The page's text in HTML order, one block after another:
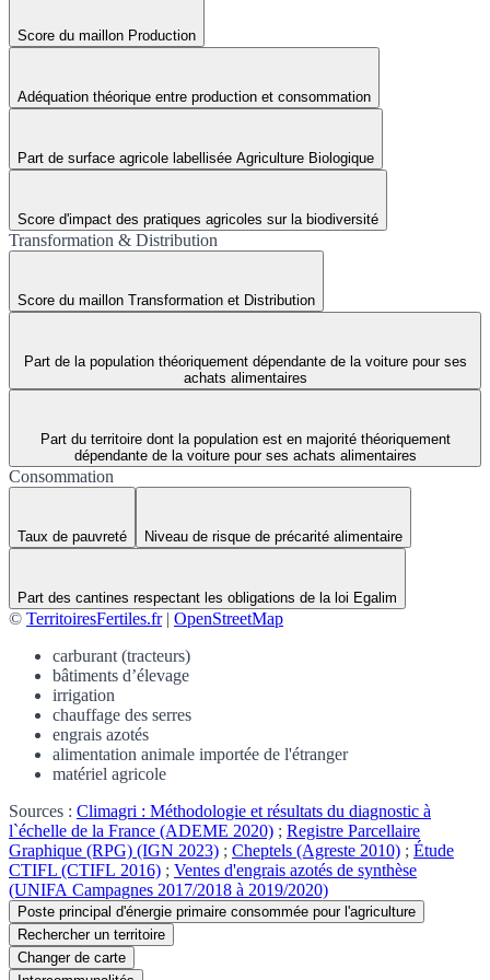
Score du maillon Production
Adéquation théorique entre production et consommation
Part de surface agricole labellisée Agriculture Biologique
Score d'impact des pratiques agricoles sur la biodiversité
Transformation & Distribution
Score du maillon Transformation et Distribution
Part de la population théoriquement dépendante de la voiture pour ses
achats alimentaires
Part du territoire dont la population est en majorité théoriquement
dépendante de la voiture pour ses achats alimentaires
Consommation
Taux de pauvreté Niveau de risque de précarité alimentaire
Part des cantines respectant les obligations de la loi Egalim
© TerritoiresFertiles.fr| OpenStreetMap
carburant (tracteurs)
bâtiments d’élevage
irrigation
chauffage des serres
engrais azotés
alimentation animale importée de l'étranger
matériel agricole
Sources : Climagri : Méthodologie et résultats du diagnostic à
l`échelle de la France (ADEME 2020) ; Registre Parcellaire
Graphique (RPG) (IGN 2023) ; Cheptels (Agreste 2010) ; Étude
CTIFL (CTIFL 2016) ; Ventes d'engrais azotés de synthèse
(UNIFA Campagnes 2017/2018 à 2019/2020)
Poste principal d'énergie primaire consommée pour l'agriculture
Rechercher un territoire
Changer de carte